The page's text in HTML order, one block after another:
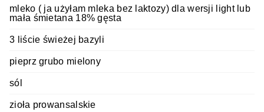
mleko ( ja użyłam mleka bez laktozy) dla wersji light lub
mała śmietana 18% gęsta
3 liście świeżej bazyli
pieprz grubo mielony
sól
zioła prowansalskie